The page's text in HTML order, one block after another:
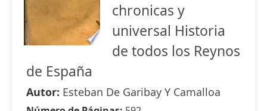
chronicas y
universal Historia
de todos los Reynos
de España
Autor: Esteban De Garibay Y Camalloa